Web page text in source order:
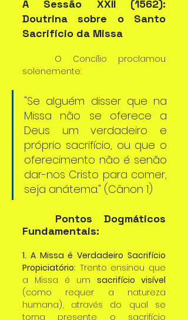
A Sessão XXII (1562):
Doutrina sobre o Santo
Sacrifício da Missa
solenemente:
"Se alguém disser que na
Missa não se oferece a
Deus um verdadeiro e
próprio sacrifício, ou que o
oferecimento não é senão
dar-nos Cristo para comer,
seja anátema." (Cânon 1)
Fundamentais:
1. A Missa é Verdadeiro Sacrifício
Propiciatório: Trento ensinou que
a Missa é um sacrifício visível
(como requer a natureza
humana), através do qual se
torna presente o sacrifício